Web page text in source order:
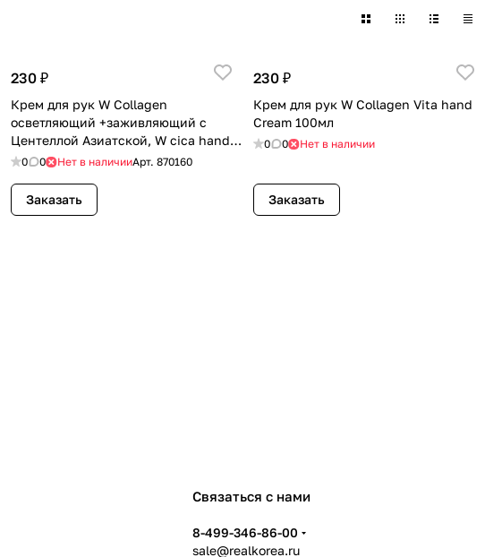
230 ₽
Крем для рук W Collagen
осветляющий +заживляющий с
Центеллой Азиатской, W cica hand
cream, 100 мл
0 0 Нет в наличииАрт. 870160
Заказать
230 ₽
Крем для рук W Collagen Vita hand
Cream 100мл
0 0 Нет в наличии
Заказать
Связаться с нами
8-499-346-86-00
sale@realkorea.ru